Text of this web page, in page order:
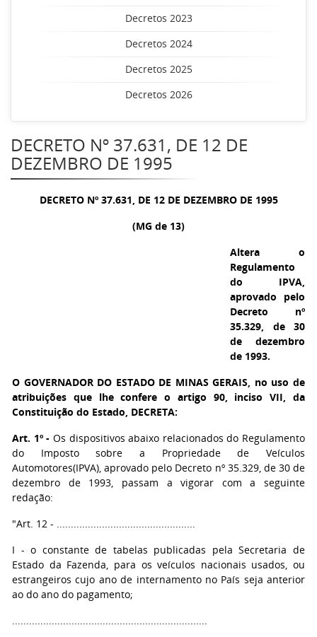
Decretos 2023
Decretos 2024
Decretos 2025
Decretos 2026
DECRETO Nº 37.631, DE 12 DE
DEZEMBRO DE 1995
DECRETO Nº 37.631, DE 12 DE DEZEMBRO DE 1995
(MG de 13)
Altera o
Regulamento
do IPVA,
aprovado pelo
Decreto nº
35.329, de 30
de dezembro
de 1993.
O GOVERNADOR DO ESTADO DE MINAS GERAIS, no uso de
atribuições que lhe confere o artigo 90, inciso VII, da
Constituição do Estado, DECRETA:
Art. 1º - Os dispositivos abaixo relacionados do Regulamento
do Imposto sobre a Propriedade de Veículos
Automotores(IPVA), aprovado pelo Decreto nº 35.329, de 30 de
dezembro de 1993, passam a vigorar com a seguinte
redação:
"Art. 12 - .................................................
I - o constante de tabelas publicadas pela Secretaria de
Estado da Fazenda, para os veículos nacionais usados, ou
estrangeiros cujo ano de internamento no País seja anterior
ao do ano do pagamento;
.....................................................................